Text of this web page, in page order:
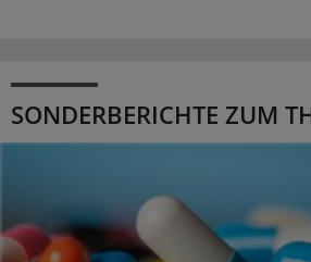
SONDERBERICHTE ZUM